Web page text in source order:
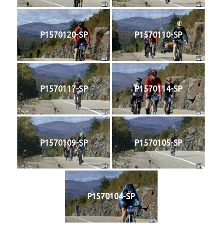
P1570120-SP P1570110-SP
P1570117-SP P1570114-SP
P1570109-SP P1570105-SP
P1570104-SP